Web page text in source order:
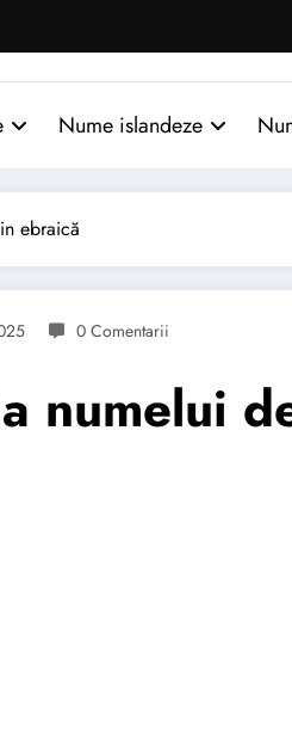
Nume islandeze
ebraică
0 Comentarii
numelui